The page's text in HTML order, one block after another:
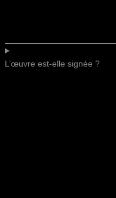
L’œuvre est-elle signée ?